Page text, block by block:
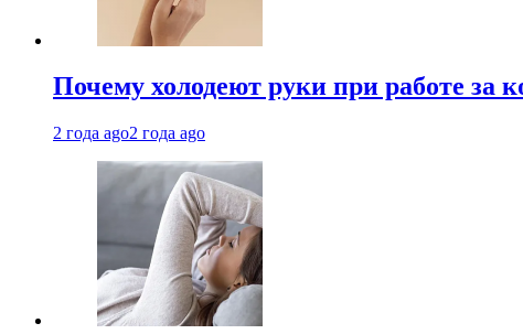
Почему холодеют руки при работе за
2 года ago2 года ago